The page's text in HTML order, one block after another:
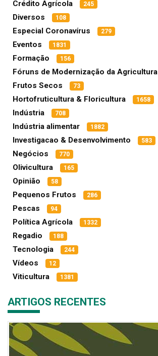
Crédito Agrícola 245
Diversos 108
Especial Coronavírus 279
Eventos 1831
Formação 156
Fóruns de Modernização da Agricultura
Frutos Secos 73
Hortofruticultura & Floricultura 1658
Indústria 708
Indústria alimentar 1882
Investigacao & Desenvolvimento 583
Negócios 770
Olivicultura 165
Opinião 58
Pequenos Frutos 286
Pescas 94
Política Agrícola 1332
Regadio 188
Tecnologia 244
Vídeos 12
Viticultura 1381
ARTIGOS RECENTES